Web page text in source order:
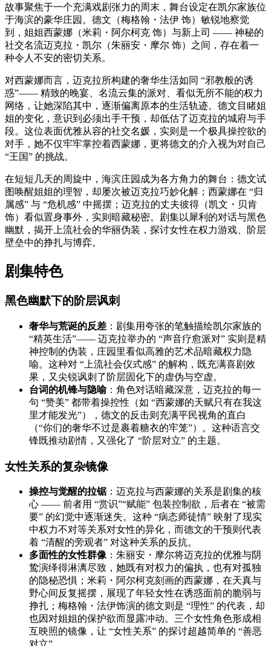
故事聚焦于一个充满戏剧张力的周末，舞台设定在凯尔家族位
于海滨的豪华庄园。德文（梅格翰・法伊 饰）敏锐地察觉
到，姐姐西蒙娜（米莉・阿尔柯克 饰）与新上司 —— 神秘的
社交名流迈克拉・凯尔（朱丽安・摩尔 饰）之间，存在着一
种令人不安的密切关系。
对西蒙娜而言，迈克拉所构建的奢华生活如同 “邪教般的诱
惑”—— 精致的晚宴、名流云集的派对、看似无所不能的权力
网络，让她深陷其中，逐渐偏离原本的生活轨迹。德文目睹姐
姐的变化，意识到必须出手干预，却低估了迈克拉的城府与手
段。这位表面优雅从容的社交名媛，实则是一个极具操控欲的
对手，她不仅牢牢掌控着西蒙娜，更将德文的介入视为对自己
“王国” 的挑战。
在短短几天的周旋中，海滨庄园成为各方角力的舞台：德文试
图唤醒姐姐的理智，却屡次被迈克拉巧妙化解；西蒙娜在 “归
属感” 与 “危机感” 中摇摆；迈克拉的丈夫彼得（凯文・贝肯
饰）看似置身事外，实则暗藏秘密。剧集以犀利的对话与黑色
幽默，揭开上流社会的华丽伪装，探讨女性在权力游戏、阶层
壁垒中的挣扎与博弈。
剧集特色
黑色幽默下的阶层讽刺
奢华与荒诞的反差 ：剧集用夸张的笔触描绘凯尔家族的
“精英生活”—— 迈克拉举办的 “声音疗愈派对” 实则是精
神控制的伪装，庄园里看似高雅的艺术品暗藏权力隐
喻。这种对 “上流社会仪式感” 的解构，既充满喜剧效
果，又尖锐讽刺了阶层固化下的虚伪与空虚。
台词的机锋与隐喻：角色对话暗藏深意，迈克拉的每一
句 “赞美” 都带着操控性（如 “西蒙娜的天赋只有在我这
里才能发光”），德文的反击则充满平民视角的直白
（“你们的奢华不过是裹着糖衣的牢笼”）。这种语言交
锋既推动剧情，又强化了 “阶层对立” 的主题。
女性关系的复杂镜像
操控与觉醒的拉锯 ：迈克拉与西蒙娜的关系是剧集的核
心 —— 前者用 “赏识”“赋能” 包装控制欲，后者在 “被需
要” 的幻觉中逐渐迷失。这种 “病态师徒情” 映射了现实
中权力不对等关系对女性的异化，而德文的干预则代表
着 “清醒的旁观者” 对这种关系的反抗。
多面性的女性群像 ：朱丽安・摩尔将迈克拉的优雅与阴
鸷演绎得淋漓尽致，她既有对权力的偏执，也有对孤独
的隐秘恐惧；米莉・阿尔柯克刻画的西蒙娜，在天真与
野心间反复摇摆，展现了年轻女性在诱惑面前的脆弱与
挣扎；梅格翰・法伊饰演的德文则是 “理性” 的代表，却
也因对姐姐的保护欲而显露冲动。三个女性角色形成相
互映照的镜像，让 “女性关系” 的探讨超越简单的 “善恶